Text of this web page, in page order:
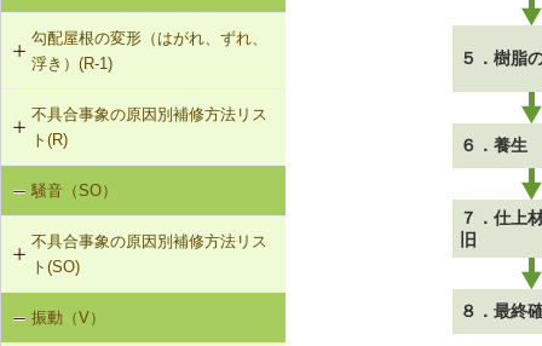
勾配屋根の変形（はがれ、ずれ、
浮き）(R-1)
R-1-401 母屋・たる木の交換
R-1-601 屋根下地材・ふき材の交換
不具合事象の原因別補修方法リス
ト(R)
勾配屋根の変形（変形及び屋根ふき
材のはがれ、ずれ、浮き）（R-1）
騒音（SO）
不具合事象の原因別補修方法リス
ト(SO)
界床に係る遮音不良（床歩行音等の
振動（V）
５．樹脂
６．養生
７．仕上
旧
８．最終